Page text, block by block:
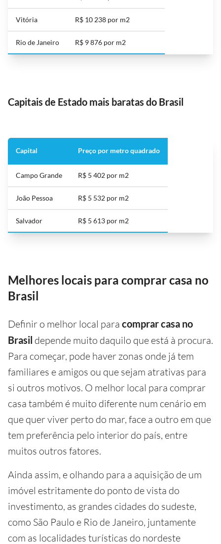
Vitória R$ 10 238 por m2
Rio de Janeiro R$ 9 876 por m2
Capitais de Estado mais baratas do Brasil
Capital Preço por metro quadrado
Campo Grande R$ 5 402 por m2
João Pessoa R$ 5 532 por m2
Salvador R$ 5 613 por m2
Melhores locais para comprar casa no
Brasil
Definir o melhor local para comprar casa no
Brasil depende muito daquilo que está à procura.
Para começar, pode haver zonas onde já tem
familiares e amigos ou que sejam atrativas para
si outros motivos. O melhor local para comprar
casa também é muito diferente num cenário em
que quer viver perto do mar, face a outro em que
tem preferência pelo interior do país, entre
muitos outros fatores.
Ainda assim, e olhando para a aquisição de um
imóvel estritamente do ponto de vista do
investimento, as grandes cidades do sudeste,
como São Paulo e Rio de Janeiro, juntamente
com as localidades turísticas do nordeste